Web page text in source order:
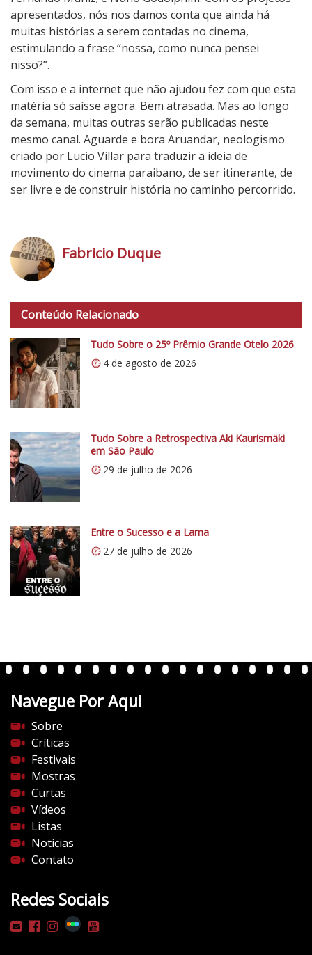
apresentados, nós nos damos conta que ainda há
muitas histórias a serem contadas no cinema,
estimulando a frase “nossa, como nunca pensei
nisso?”.
Com isso e a internet que não ajudou fez com que esta
matéria só saísse agora. Bem atrasada. Mas ao longo
da semana, muitas outras serão publicadas neste
mesmo canal. Aguarde e bora Aruandar, neologismo
criado por Lucio Villar para traduzir a ideia de
movimento do cinema paraibano, de ser itinerante, de
ser livre e de construir história no caminho percorrido.
t
p
s
:
/
/
0
.
w
p
.
c
o
m
/
n
e
s
d
o
c
i
n
e
m
a
c
o
m
Fabricio Duque
Conteúdo Relacionado
Tudo Sobre o 25º Prêmio Grande Otelo 2026
4 de agosto de 2026
Tudo Sobre a Retrospectiva Aki Kaurismäki
em São Paulo
29 de julho de 2026
Entre o Sucesso e a Lama
27 de julho de 2026
Navegue Por Aqui
Sobre
Críticas
Festivais
Mostras
Curtas
Vídeos
Listas
Notícias
Contato
Redes Sociais